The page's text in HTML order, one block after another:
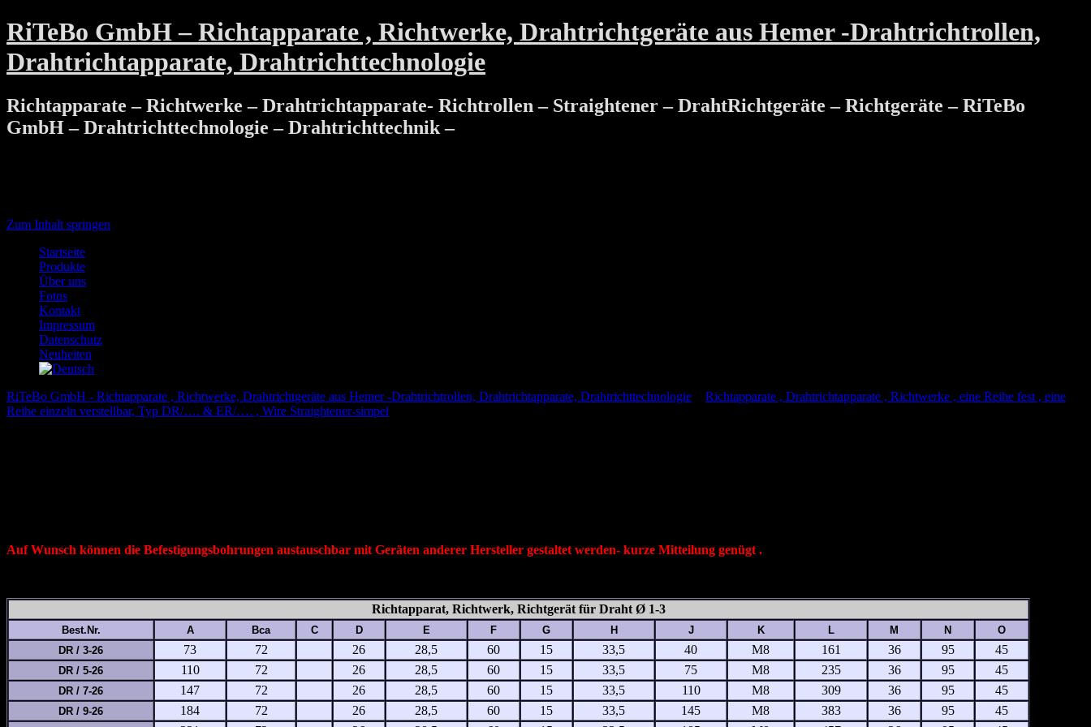
RiTeBo GmbH – Richtapparate , Richtwerke, Drahtrichtgeräte aus Hemer -Drahtrichtrollen,
Drahtrichtapparate, Drahtrichttechnologie
Richtapparate – Richtwerke – Drahtrichtapparate- Richtrollen – Straightener – DrahtRichtgeräte – Richtgeräte – RiTeBo
GmbH – Drahtrichttechnologie – Drahtrichttechnik –
Zum Inhalt springen
Startseite
Produkte
Über uns
Fotos
Kontakt
Impressum
Datenschutz
Neuheiten
RiTeBo GmbH - Richtapparate , Richtwerke, Drahtrichtgeräte aus Hemer -Drahtrichtrollen, Drahtrichtapparate, Drahtrichttechnologie
Richtapparate , Drahtrichtapparate , Richtwerke , eine Reihe fest , eine
Reihe einzeln verstellbar, Typ DR/…. & ER/…. , Wire Straightener-simpel
Auf Wunsch können die Befestigungsbohrungen austauschbar mit Geräten anderer Hersteller gestaltet werden- kurze Mitteilung genügt .
Richtapparat, Richtwerk, Richtgerät für Draht Ø 1-3
Best.Nr. A Bca C D E F G H J K L M N
O
DR / 3-26
73 72 26 28,5 60 15 33,5 40 M8 161 36 95 45
DR / 5-26 110 72 26 28,5 60 15 33,5 75 M8 235 36 95 45
DR / 7-26 147 72 26 28,5 60 15 33,5 110 M8 309 36 95 45
DR / 9-26 184 72 26 28,5 60 15 33,5 145 M8 383 36 95 45